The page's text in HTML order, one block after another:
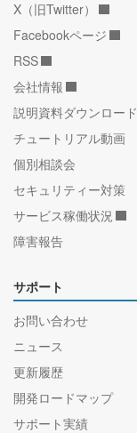
X（旧Twitter）
Facebookページ
RSS
会社情報
説明資料ダウンロード
チュートリアル動画
個別相談会
セキュリティー対策
サービス稼働状況
障害報告
サポート
お問い合わせ
ニュース
更新履歴
開発ロードマップ
サポート実績